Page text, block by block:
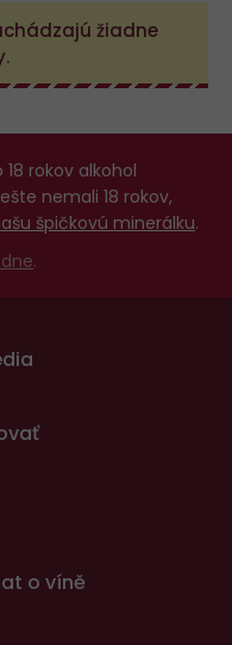
žiadne
rokov alkohol
nemali 18 rokov,
špičkovú minerálku.
.
o víně